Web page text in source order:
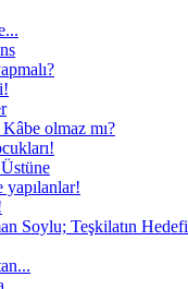
olmaz mı?
yapılanlar!
Soylu; Teşkilatın Hedefi